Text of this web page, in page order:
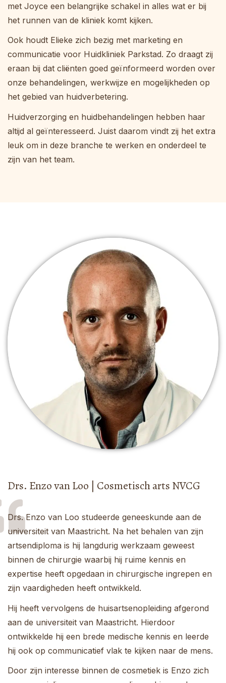
met Joyce een belangrijke schakel in alles wat er bij
het runnen van de kliniek komt kijken.
Ook houdt Elieke zich bezig met marketing en
communicatie voor Huidkliniek Parkstad. Zo draagt zij
eraan bij dat cliënten goed geïnformeerd worden over
onze behandelingen, werkwijze en mogelijkheden op
het gebied van huidverbetering.
Huidverzorging en huidbehandelingen hebben haar
altijd al geïnteresseerd. Juist daarom vindt zij het extra
leuk om in deze branche te werken en onderdeel te
zijn van het team.
Drs. Enzo van Loo | Cosmetisch arts NVCG
Drs. Enzo van Loo studeerde geneeskunde aan de
universiteit van Maastricht. Na het behalen van zijn
artsendiploma is hij langdurig werkzaam geweest
binnen de chirurgie waarbij hij ruime kennis en
expertise heeft opgedaan in chirurgische ingrepen en
zijn vaardigheden heeft ontwikkeld.
Hij heeft vervolgens de huisartsenopleiding afgerond
aan de universiteit van Maastricht. Hierdoor
ontwikkelde hij een brede medische kennis en leerde
hij ook op communicatief vlak te kijken naar de mens.
Door zijn interesse binnen de cosmetiek is Enzo zich